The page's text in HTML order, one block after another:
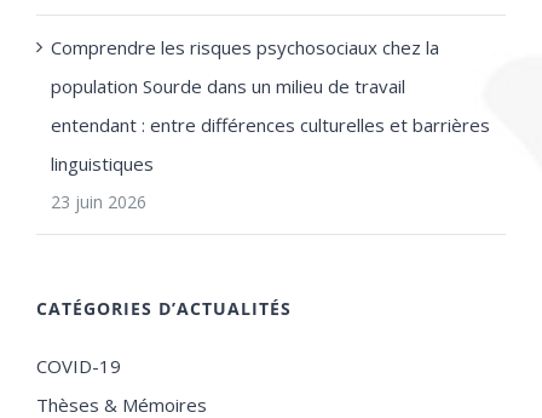
Comprendre les risques psychosociaux chez la
population Sourde dans un milieu de travail
entendant : entre différences culturelles et barrières
linguistiques
23 juin 2026
CATÉGORIES D’ACTUALITÉS
COVID-19
Thèses & Mémoires